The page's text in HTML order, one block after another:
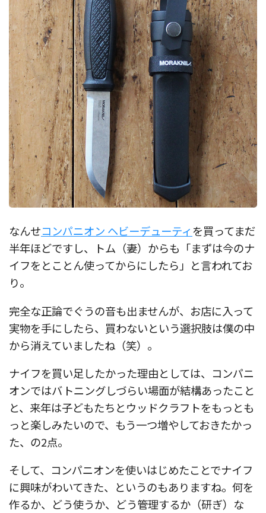
なんせコンパニオン ヘビーデューティを買ってまだ
半年ほどですし、トム（妻）からも「まずは今のナ
イフをとことん使ってからにしたら」と言われてお
り。
完全な正論でぐうの音も出ませんが、お店に入って
実物を手にしたら、買わないという選択肢は僕の中
から消えていましたね（笑）。
ナイフを買い足したかった理由としては、コンパニ
オンではバトニングしづらい場面が結構あったこと
と、来年は子どもたちとウッドクラフトをもっとも
っと楽しみたいので、もう一つ増やしておきたかっ
た、の2点。
そして、コンパニオンを使いはじめたことでナイフ
に興味がわいてきた、というのもありますね。何を
作るか、どう使うか、どう管理するか（研ぎ）な